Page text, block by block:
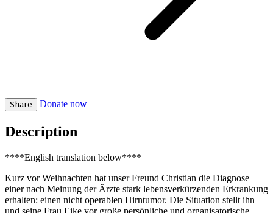
Share Donate now
Description
****English translation below****
Kurz vor Weihnachten hat unser Freund Christian die Diagnose
einer nach Meinung der Ärzte stark lebensverkürzenden Erkrankung
erhalten: einen nicht operablen Hirntumor. Die Situation stellt ihn
und seine Frau Eike vor große persönliche und organisatorische